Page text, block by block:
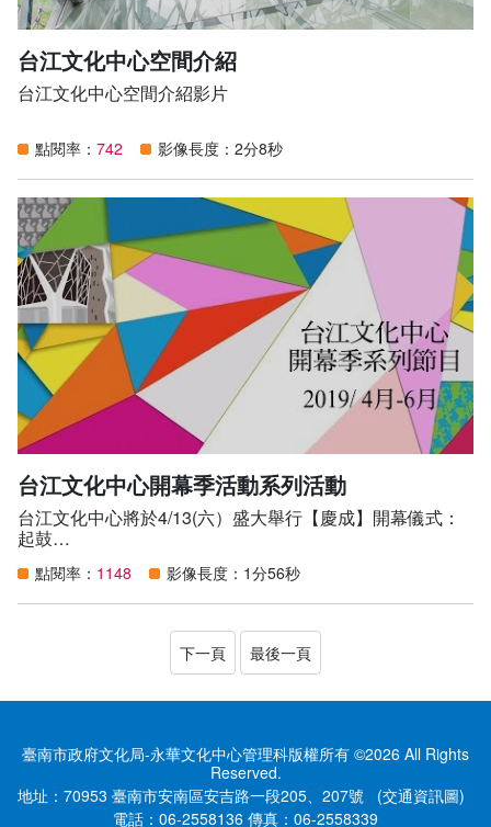
🎬 文化部媒合駐館團隊​
🔹_ #賴翠霜舞創劇場「舞蹈劇場地方深耕計畫」- 素人舞蹈
培育123(已額滿)​
2022年 4月-8月 每週六 10:00-16:00​
6/4(六)-6/5(日) (詳請請洽滯留島舞蹈劇場臉書)｜台江文化
中心戶外廣場​
🎬 藝術家駐台江計畫​
🔹 #陳瑩芸《時間的身體》系列活動​
​ +《時間的身體》概念裝置展​
​ ​ 6/18(六)-6/30(四) 09:00-17:00 ​
​ ​ 台江文化中心2樓展場 ｜免費參觀​
​ +『讓身體休息一下，再出發』體驗工作坊​
​ ​ 6/25(六)、6/26(日) 15:00-16:30｜戶外廣場​
​ ｜採網路報名，詳情請密切關注台江臉書​
​ +戶外展演​
​ ​ 自由入場，入場前請遵循防疫措施​
🔹 #妳太甜《果菜寫真館》​
​ ​ +火膠棉濕版攝影工作坊X台江餐桌X市場走讀​
​ ​ ​ 5/18(三)-6/5(日)｜戶外廣場​
​ ​ ​ *系列工作坊，詳請請洽 妳太甜臉書​
🔸 #不二擊《耳朵怪的聲林秘密基地》聲音裝置展​
6/2(四)-6/26(日) 09:00-17:00 ｜台江文化中心3樓展場​
🔸 台江流域學習故事展​
3/25(五)-5/8(日) 09:00-17:00｜台江文化中心2、3樓展場​
票價｜免費參觀，入場請遵循防疫規定​
台江文化中心空間介紹
台江文化中心空間介紹影片
點閱率： 742 影像長度：2分8秒
台江文化中心開幕季活動系列活動
台江文化中心將於4/13(六）盛大舉行【慶成】開幕儀式：
起鼓
4月到6月「慶成－台江文化季」延續台江流域文化治理的
根基及未來推動文化軟體建設的底蘊，打造了一個讓在地共
顧在地特色元素呈現與演出形式多元性。安排眾多強檔鉅獻
鼓勵民眾走入劇場，計有臺南人劇團【海江湧-咱的日
演家合作社【我要成為優土播】、尼可樂工作室【蘇顯達盧
購票請洽：https://reurl.cc/4LgR3
＊03/17日起，購買「台江文化中心開幕季」任兩檔，不重
點閱率： 1148 影像長度：1分56秒
下一頁 最後一頁
臺南市政府文化局-永華文化中心管理科版權所有 ©2026 All Rights
Reserved.
地址：70953 臺南市安南區安吉路一段205、207號
(交通資訊圖)
電話： 06-2558136 傳真： 06-2558339